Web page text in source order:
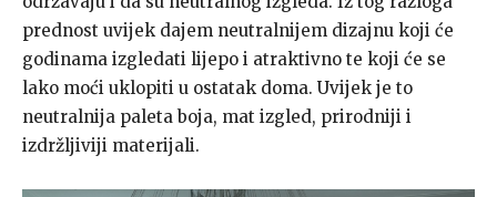
prednost uvijek dajem neutralnijem dizajnu koji će
godinama izgledati lijepo i atraktivno te koji će se
lako moći uklopiti u ostatak doma. Uvijek je to
neutralnija paleta boja, mat izgled, prirodniji i
izdržljiviji materijali.